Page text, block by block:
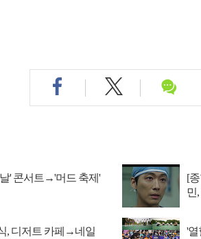
' 콘서트→'머드 축제'
[
민
, 디저트 카페→네일
'열